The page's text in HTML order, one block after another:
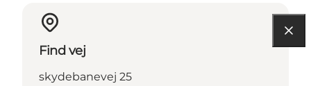
Find vej
skydebanevej 25